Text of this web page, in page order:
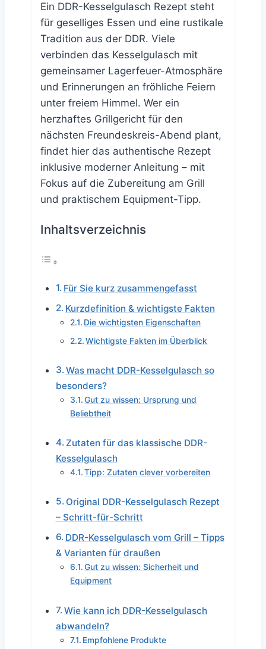
Ein DDR-Kesselgulasch Rezept steht
für geselliges Essen und eine rustikale
Tradition aus der DDR. Viele
verbinden das Kesselgulasch mit
gemeinsamer Lagerfeuer-Atmosphäre
und Erinnerungen an fröhliche Feiern
unter freiem Himmel. Wer ein
herzhaftes Grillgericht für den
nächsten Freundeskreis-Abend plant,
findet hier das authentische Rezept
inklusive moderner Anleitung – mit
Fokus auf die Zubereitung am Grill
und praktischem Equipment-Tipp.
Inhaltsverzeichnis
Für Sie kurz zusammengefasst
Kurzdefinition & wichtigste Fakten
Die wichtigsten Eigenschaften
Wichtigste Fakten im Überblick
Was macht DDR-Kesselgulasch so
besonders?
Gut zu wissen: Ursprung und
Beliebtheit
Zutaten für das klassische DDR-
Kesselgulasch
Tipp: Zutaten clever vorbereiten
Original DDR-Kesselgulasch Rezept
– Schritt-für-Schritt
DDR-Kesselgulasch vom Grill – Tipps
& Varianten für draußen
Gut zu wissen: Sicherheit und
Equipment
Wie kann ich DDR-Kesselgulasch
abwandeln?
Empfohlene Produkte